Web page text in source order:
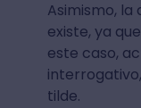
Asimismo,
existe, ya
este caso,
tilde.